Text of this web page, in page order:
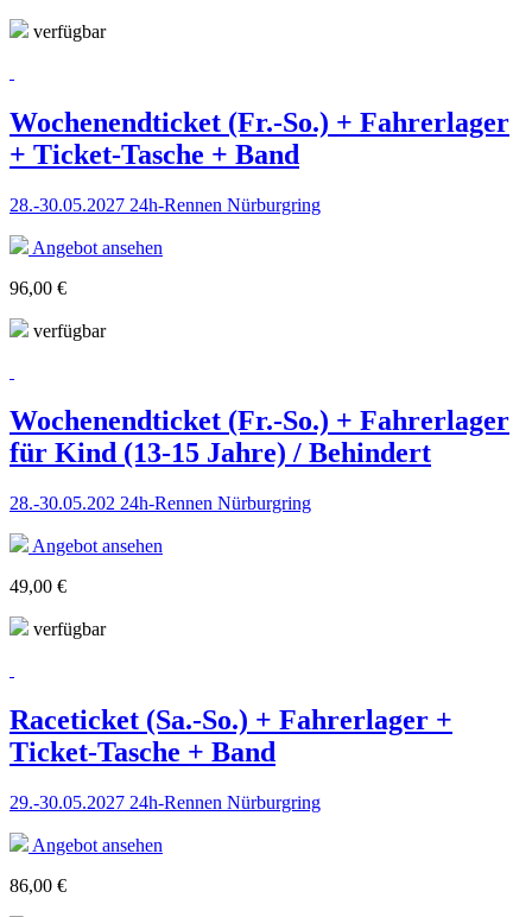
verfügbar
Wochenendticket (Fr.-So.) + Fahrerlager
+ Ticket-Tasche + Band
28.-30.05.2027 24h-Rennen Nürburgring
Angebot ansehen
96,00 €
verfügbar
Wochenendticket (Fr.-So.) + Fahrerlager
für Kind (13-15 Jahre) / Behindert
28.-30.05.202 24h-Rennen Nürburgring
Angebot ansehen
49,00 €
verfügbar
Raceticket (Sa.-So.) + Fahrerlager +
Ticket-Tasche + Band
29.-30.05.2027 24h-Rennen Nürburgring
Angebot ansehen
86,00 €